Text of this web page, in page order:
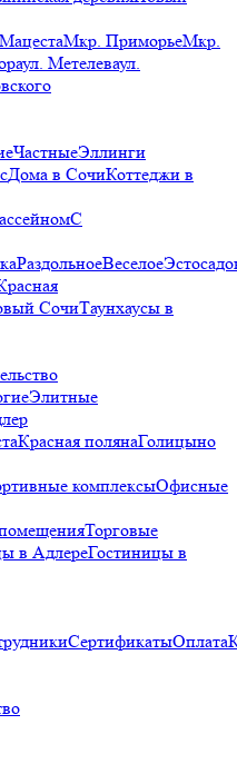
МацестаМкр. ПриморьеМкр.
ул. Метелеваул.
ЧастныеЭллинги
Дома в СочиКоттеджи в
С
РаздольноеВеселое
СочиТаунхаусы в
Элитные
Красная полянаГолицыно
комплексыОфисные
Торговые
в АдлереГостиницы в
СертификатыОплата